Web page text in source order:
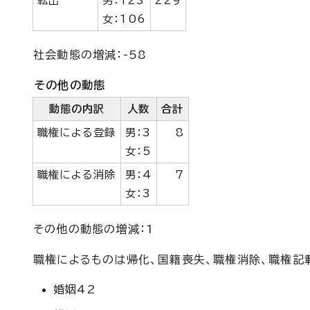
女：106
社会動態の増減：-58
その他の動態
動態の内訳 人数 合計
職権による登録
男：3
女：5
8
職権による消除
男：4
女：3
7
その他の動態の増減：1
職権によるものは帰化、国籍喪失、職権消除、職権記
婚姻42